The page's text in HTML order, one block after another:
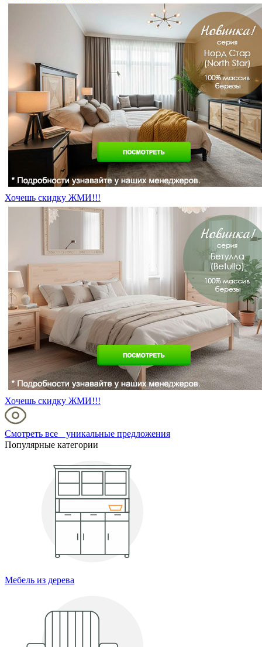
Хочешь скидку ЖМИ!!!
Хочешь скидку ЖМИ!!!
Смотреть все уникальные предложения
Популярные категории
Мебель из дерева